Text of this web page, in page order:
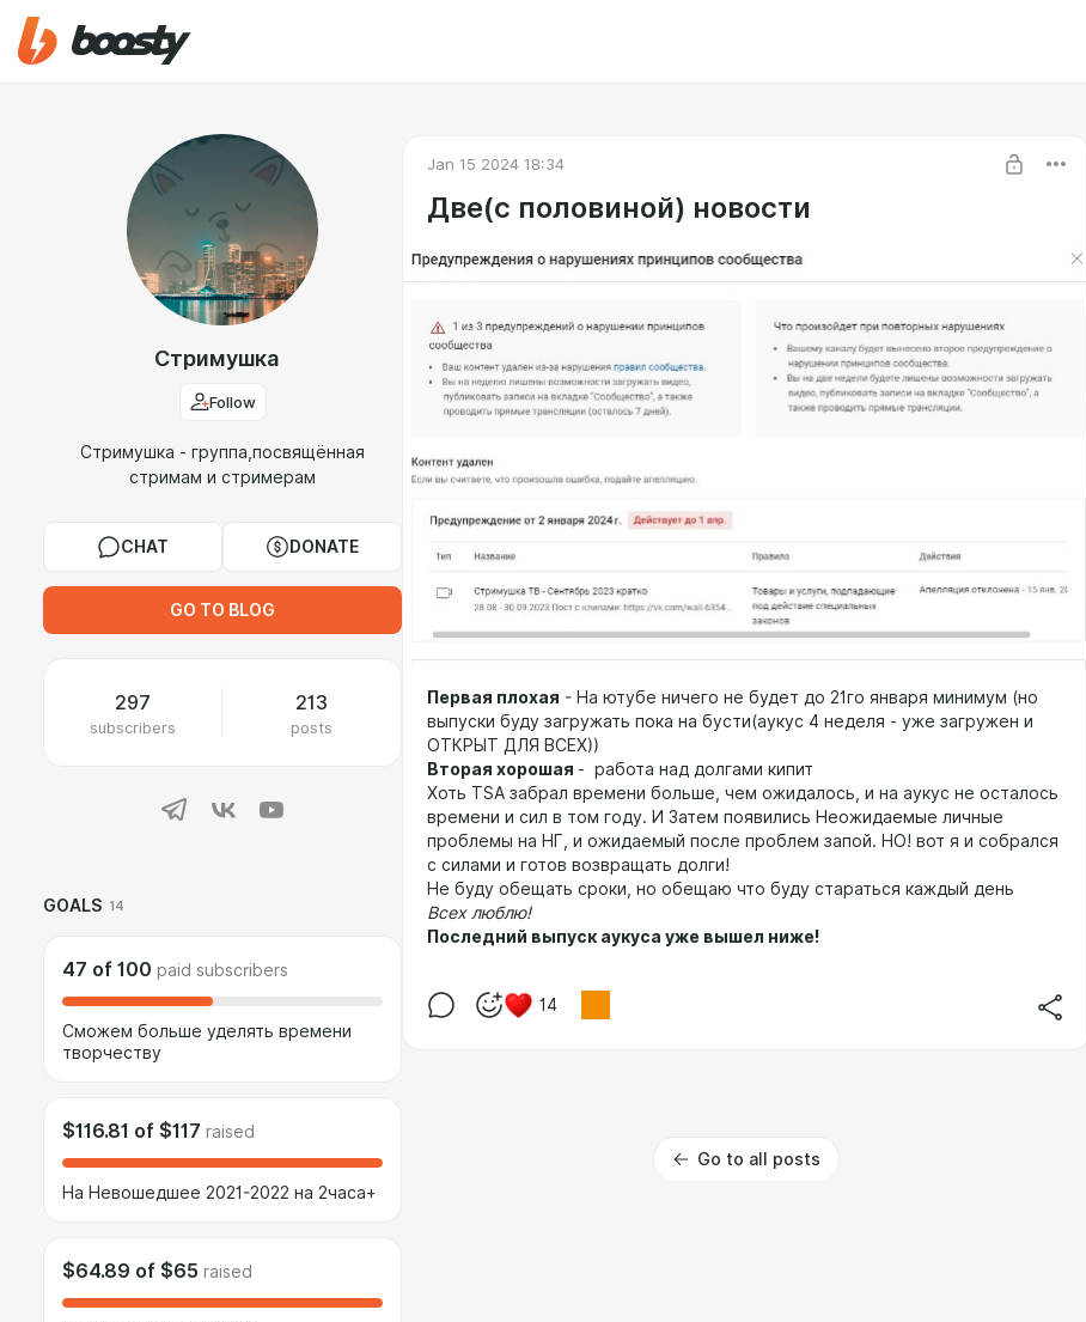
Стримушка
Follow
Стримушка - группа,посвящённая
стримам и стримерам
CHAT DONATE
GO TO BLOG
297
subscribers
213
posts
GOALS 14
47 of 100 paid subscribers
Сможем больше уделять времени
творчеству
$116.81 of $117 raised
На Невошедшее 2021-2022 на 2часа+
$64.89 of $65 raised
Jan 15 2024 18:34
Две(с половиной) новости
Первая плохая - На ютубе ничего не будет до 21го января минимум (но
выпуски буду загружать пока на бусти(аукус 4 неделя - уже загружен и
ОТКРЫТ ДЛЯ ВСЕХ))
Вторая хорошая - работа над долгами кипит
Хоть TSA забрал времени больше, чем ожидалось, и на аукус не осталось
времени и сил в том году. И Затем появились Неожидаемые личные
проблемы на НГ, и ожидаемый после проблем запой. НО! вот я и собрался
с силами и готов возвращать долги!
Не буду обещать сроки, но обещаю что буду стараться каждый день
Всех люблю!
Последний выпуск аукуса уже вышел ниже!
14
Go to all posts